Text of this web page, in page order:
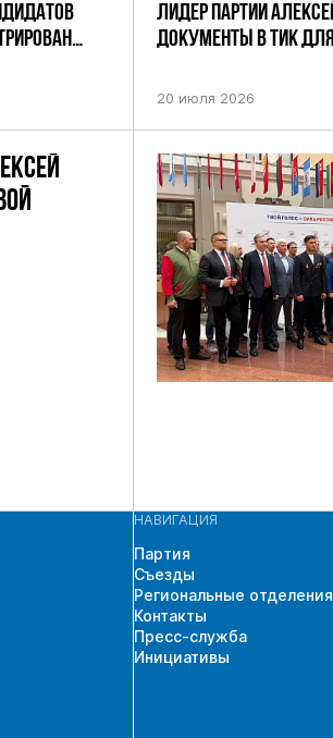
ЛИДЕР ПАРТИИ
ДОКУМЕНТЫ В ТИК
ПО НЕФТЕКАМСКОМУ
20 июля 2026
НАВИГАЦИЯ
Партия
Съезды
Региональные отделения
Контакты
Пресс-служба
Инициативы